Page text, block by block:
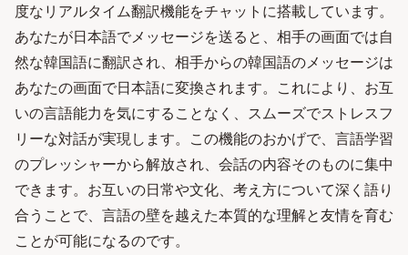
度なリアルタイム翻訳機能をチャットに搭載しています。
あなたが日本語でメッセージを送ると、相手の画面では自
然な韓国語に翻訳され、相手からの韓国語のメッセージは
あなたの画面で日本語に変換されます。これにより、お互
いの言語能力を気にすることなく、スムーズでストレスフ
リーな対話が実現します。この機能のおかげで、言語学習
のプレッシャーから解放され、会話の内容そのものに集中
できます。お互いの日常や文化、考え方について深く語り
合うことで、言語の壁を越えた本質的な理解と友情を育む
ことが可能になるのです。